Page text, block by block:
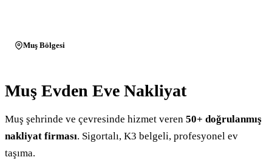
Muş Bölgesi
Muş Evden Eve Nakliyat
Muş şehrinde ve çevresinde hizmet veren 50+ doğrulanmış
nakliyat firması. Sigortalı, K3 belgeli, profesyonel ev
taşıma.